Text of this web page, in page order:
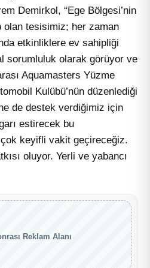
Demirkol, “Ege Bölgesi’nin
olan tesisimiz; her zaman
etkinliklere ev sahipliği
sorumluluk olarak görüyor ve
Aquamasters Yüzme
Kulübü’nün düzenlediği
de destek verdiğimiz için
estirecek bu
keyifli vakit geçireceğiz.
oluyor. Yerli ve yabancı
Reklam Alanı